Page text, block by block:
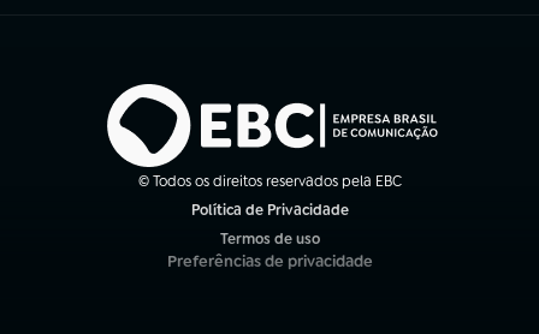
© Todos os direitos reservados pela EBC
Política de Privacidade
Termos de uso
(abre em nova aba)
Preferências de privacidade